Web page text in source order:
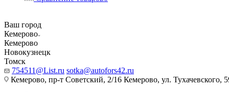
Ваш город
Кемерово
Кемерово
Новокузнецк
Томск
754511@List.ru sotka@autofors42.ru
Кемерово, пр-т Советский, 2/16 Кемерово, ул. Тухачевского,